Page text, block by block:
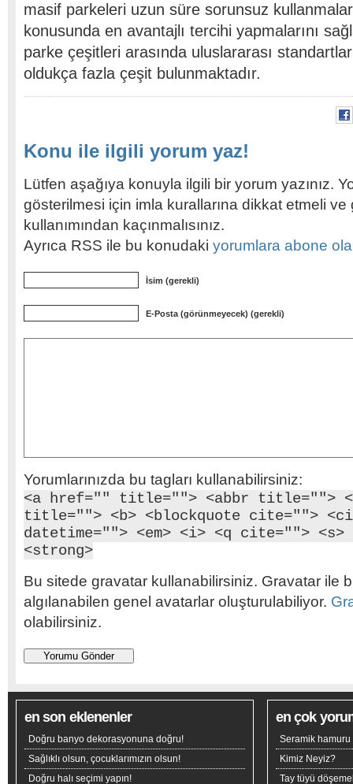
masif parkeleri uzun süre sorunsuz
konusunda en avantajlı tercihi yapmalarını
parke çeşitleri arasında uluslararası
oldukça fazla çeşit bulunmaktadır.
Konu ile ilgili yorum yaz!
Lütfen aşağıya konuyla ilgili bir yorum yazınız.
gösterilmesi için imla kurallarına dikkat etmeli
kullanımından kaçınmalısınız.
Ayrıca RSS ile bu konudaki yorumlara abone
İsim (gerekli)
E-Posta (görünmeyecek) (gerekli)
Yorumlarınızda bu tagları kullanabilirsiniz:
<a href="" title=""> <abbr title="">
title=""> <b> <blockquote cite="">
datetime=""> <em> <i> <q cite="">
<strong>
Bu sitede gravatar kullanabilirsiniz. Gravatar ile
algılanabilen genel avatarlar oluşturulabiliyor.
olabilirsiniz.
en son eklenenler
Doğru banyo dekorasyonuna doğru!
Sağlıklı olsun, çocuklarımızın olsun!
Doğru halı seçimi yapın!
en çok
Seramik hamuru
Kimiz Neyiz?
Tay tüyü